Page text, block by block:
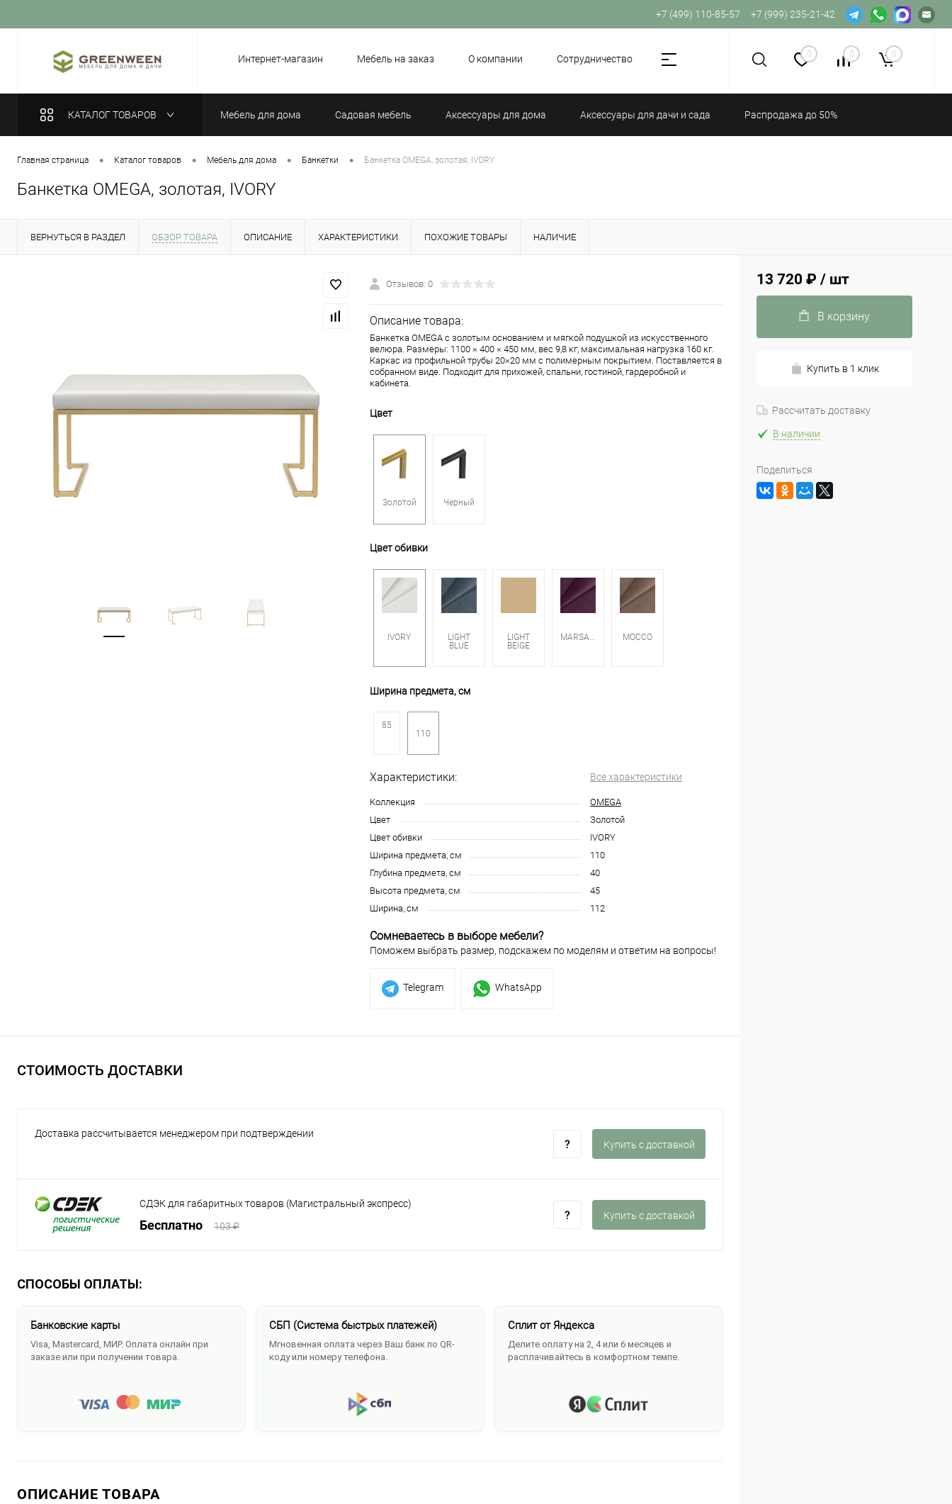
+7 (499) 110-85-57 +7 (999) 235-21-42
Интернет-магазин
Мебель на заказ О компании Сотрудничество 0 0 0
КАТАЛОГ ТОВАРОВ Мебель для дома Садовая мебель Аксессуары для дома Аксессуары для дачи и сада Распродажа до 50%
Главная страница • Каталог товаров • Мебель для дома • Банкетки • Банкетка OMEGA, золотая, IVORY
Банкетка OMEGA, золотая, IVORY
ВЕРНУТЬСЯ В РАЗДЕЛ ОБЗОР ТОВАРА ОПИСАНИЕ ХАРАКТЕРИСТИКИ ПОХОЖИЕ ТОВАРЫ НАЛИЧИЕ
Отзывов: 0
Описание товара:
Банкетка OMEGA с золотым основанием и мягкой подушкой из искусственного
велюра. Размеры: 1100 × 400 × 450 мм, вес 9,8 кг, максимальная нагрузка 160 кг.
Каркас из профильной трубы 20×20 мм с полимерным покрытием. Поставляется в
собранном виде. Подходит для прихожей, спальни, гостиной, гардеробной и
кабинета.
Цвет
Золотой Черный
Цвет обивки
IVORY
LIGHT
BLUE
LIGHT
BEIGE
MARSALA MOCCO
Ширина предмета, см
85
110
Характеристики: Все характеристики
Коллекция
OMEGA
Цвет
Золотой
Цвет обивки
IVORY
Ширина предмета, см
110
Глубина предмета, см
40
Высота предмета, см
45
Ширина, см
112
Сомневаетесь в выборе мебели?
Поможем выбрать размер, подскажем по моделям и ответим на вопросы!
Telegram WhatsApp
СТОИМОСТЬ ДОСТАВКИ
Доставка рассчитывается менеджером при подтверждении
Купить c доставкой
СДЭК для габаритных товаров (Магистральный экспресс)
Бесплатно 103 ₽
Купить c доставкой
СПОСОБЫ ОПЛАТЫ:
Банковские карты
Visa, Mastercard, МИР. Оплата онлайн при
заказе или при получении товара.
СБП (Система быстрых платежей)
Мгновенная оплата через Ваш банк по QR-
коду или номеру телефона.
Сплит от Яндекса
Делите оплату на 2, 4 или 6 месяцев и
расплачивайтесь в комфортном темпе.
ОПИСАНИЕ ТОВАРА
13 720 ₽ / шт
В корзину
Купить в 1 клик
Рассчитать доставку
В наличии
Поделиться